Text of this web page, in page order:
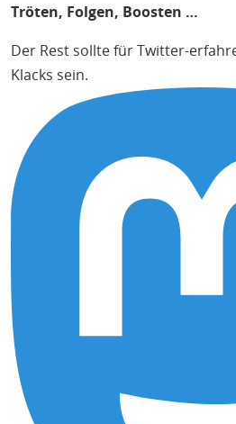
Tröten, Folgen, Boosten …
Der Rest sollte für Twitter-
Klacks sein.